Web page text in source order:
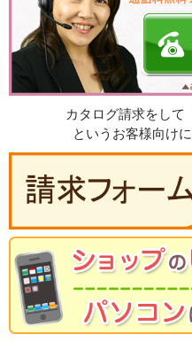
カタログ請求をして
というお客様向け